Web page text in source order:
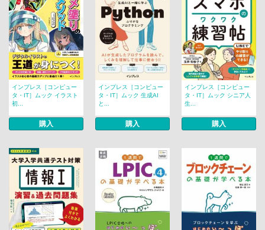
インプレス［コンピュー
タ・IT］ムック イラスト
初...
購入
インプレス［コンピュー
タ・IT］ムック 生成AI
と...
購入
インプレス［コンピュー
タ・IT］ムック シニア人
生...
購入